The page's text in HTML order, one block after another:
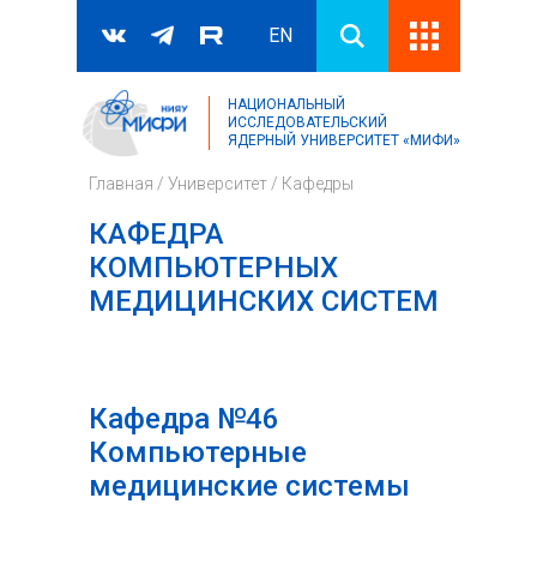
Форма поиска
Поиск
EN
НАЦИОНАЛЬНЫЙ
ИССЛЕДОВАТЕЛЬСКИЙ
ЯДЕРНЫЙ УНИВЕРСИТЕТ «МИФИ»
Главная / Университет / Кафедры
КАФЕДРА
КОМПЬЮТЕРНЫХ
МЕДИЦИНСКИХ СИСТЕМ
Кафедра №46
Компьютерные
медицинские системы